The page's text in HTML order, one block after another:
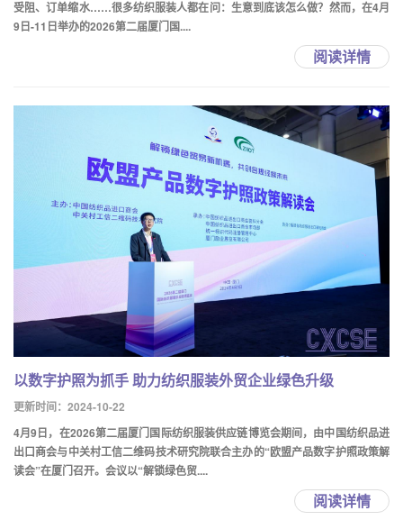
受阻、订单缩水……很多纺织服装人都在问：生意到底该怎么做？然而，在4月
9日-11日举办的2026第二届厦门国....
阅读详情
以数字护照为抓手 助力纺织服装外贸企业绿色升级
更新时间：2024-10-22
4月9日，在2026第二届厦门国际纺织服装供应链博览会期间，由中国纺织品进
出口商会与中关村工信二维码技术研究院联合主办的“欧盟产品数字护照政策解
读会”在厦门召开。会议以“解锁绿色贸....
阅读详情